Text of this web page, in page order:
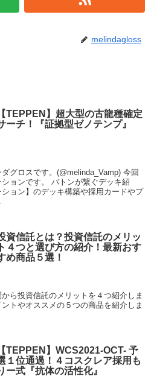
melindagloss
【TEPPEN】超大型の古龍種確定
ーチ！『証拠型ゼノテンプ』
グロスです。(@melinda_Vamp) 今回
ョンです。 バトンが繋ぐデッキ紹
ョン】のデッキ構築や採用カードやプ
資信託とは？投資信託のメリッ
ト４つと選び方の紹介！最新おす
め商品５選！
ら投資信託のメリットを４つ紹介しま
トやオススメの５つの商品を紹介しま
【TEPPEN】WCS2021-OCT- 予
１位通過！４コスクレア採用も
ー式『抗体の活性化』